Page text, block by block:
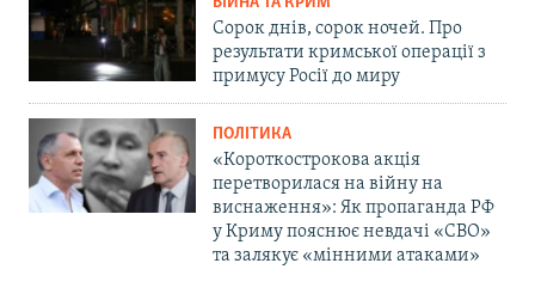
Сорок днів, сорок ночей. Про
результати кримської операції з
примусу Росії до миру
ПОЛІТИКА
«Короткострокова акція
перетворилася на війну на
виснаження»: Як пропаганда РФ
у Криму пояснює невдачі «СВО»
та залякує «мінними атаками»